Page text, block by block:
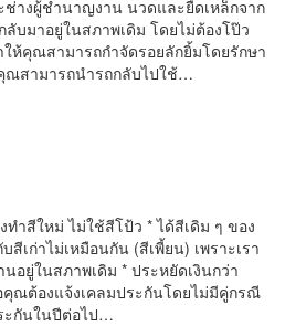
ช่างผู้ชำนาญงาน นวดและยืดเหล็กจาก
บมาอยู่ในสภาพเดิม โดยไม่ต้องโป๊ว
ห้คุณสามารถกำจัดรอยลักยิ้มโดยรักษา
ณสามารถนำรถกลับไปใช้…
ทำสีใหม่ ไม่ใช้สีโป้ว * ได้สีเดิม ๆ ของ
เก่าไม่เหมือนกัน (สีเพี้ยน) เพราะเรา
อยู่ในสภาพเดิม * ประหยัดเงินกว่า
คุณต้องแจ้งเคลมประกันโดยไม่มีคู่กรณี
ะกันในปีต่อไป…